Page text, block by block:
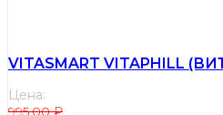
VITASMART VITAPHILL
Цена:
995,00₽